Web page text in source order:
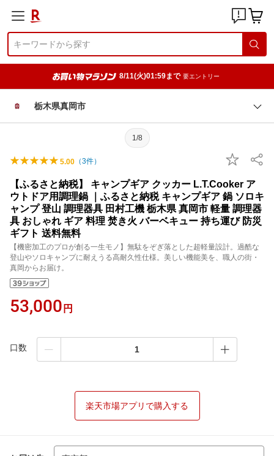
8/11(火)01:59まで 要エントリー
栃木県真岡市
1/8
5.00 （3件）
【ふるさと納税】 キャンプギア クッカー L.T.Cooker ア
ウトドア用調理鍋 ｜ふるさと納税 キャンプギア 鍋 ソロキ
ャンプ 登山 調理器具 田村工機 栃木県 真岡市 軽量 調理器
具 おしゃれ ギア 料理 焚き火 バーベキュー 持ち運び 防災
ギフト 送料無料
【機密加工のプロが創る一生モノ】無駄をぞぎ落とした超軽量設計。過酷な
登山やソロキャンプに耐えうる高耐久性仕様。美しい機能美を、職人の街・
真岡からお届け。
53,000 円
口数
楽天市場アプリで購入する